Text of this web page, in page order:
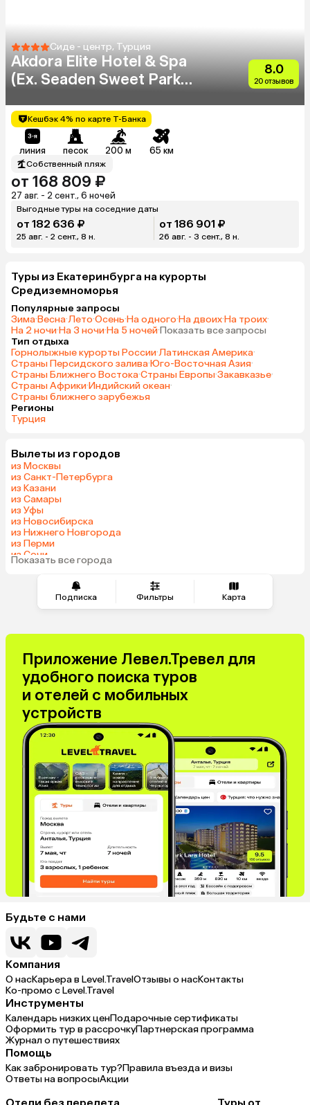
Подписка Фильтры Карта
Сиде - центр, Турция
Akdora Elite Hotel & Spa
(Ex. Seaden Sweet Park
8.0
20 отзывов
Кешбэк 4% по карте Т-Банка
линия песок 200 м 65 км
Собственный пляж
от 168 809 ₽
27 авг. - 2 сент., 6 ночей
Выгодные туры на соседние даты
от 182 636 ₽
25 авг. - 2 сент., 8 н.
от 186 901 ₽
26 авг. - 3 сент., 8 н.
Туры из Екатеринбурга на курорты
Средиземноморья
Популярные запросы
Зима·Весна·Лето·Осень·На одного·На двоих·На троих·
На 2 ночи·На 3 ночи·На 5 ночей·Показать все запросы
Тип отдыха
Горнолыжные курорты России·Латинская Америка·
Страны Персидского залива·Юго-Восточная Азия·
Страны Ближнего Востока·Страны Европы·Закавказье·
Страны Африки·Индийский океан·
Страны ближнего зарубежья
Регионы
Турция
Вылеты из городов
из Москвы
из Санкт-Петербурга
из Казани
из Самары
из Уфы
из Новосибирска
из Нижнего Новгорода
из Перми
из Сочи
из Челябинска
Показать все города
Приложение Левел.Тревел для
удобного поиска туров
и отелей с мобильных
устройств
Будьте с нами
Компания
О насКарьера в Level.TravelОтзывы о насКонтакты
Ко-промо с Level.Travel
Инструменты
Календарь низких ценПодарочные сертификаты
Оформить тур в рассрочкуПартнерская программа
Журнал о путешествиях
Помощь
Как забронировать тур?Правила въезда и визы
Ответы на вопросыАкции